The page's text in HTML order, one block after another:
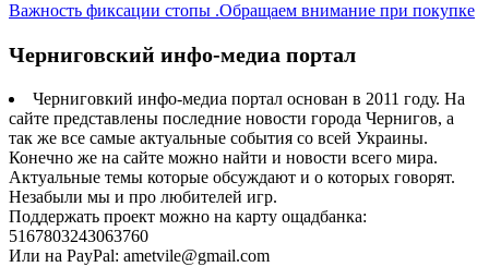
Важность фиксации стопы .Обращаем внимание при покупке
Черниговский инфо-медиа портал
Черниговкий инфо-медиа портал основан в 2011 году. На
сайте представлены последние новости города Чернигов, а
так же все самые актуальные события со всей Украины.
Конечно же на сайте можно найти и новости всего мира.
Актуальные темы которые обсуждают и о которых говорят.
Незабыли мы и про любителей игр.
Поддержать проект можно на карту ощадбанка:
5167803243063760
Или на PayPal: ametvile@gmail.com